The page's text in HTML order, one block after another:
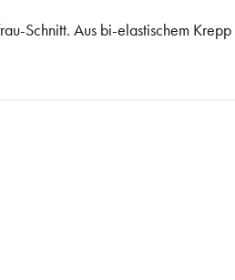
Schnitt. Aus bi-elastischem